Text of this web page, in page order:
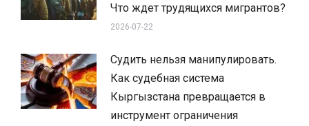
Что ждет трудящихся мигрантов?
2026-07-22
Судить нельзя манипулировать.
Как судебная система
Кыргызстана превращается в
инструмент ограничения